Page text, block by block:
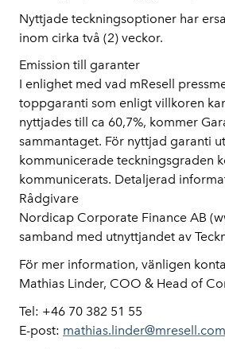
Nyttjade teckningsoptioner har
inom cirka två (2) veckor.
Emission till garanter
I enlighet med vad mResell
toppgaranti som enligt villkoren
nyttjades till ca 60,7%, kommer
sammantaget. För nyttjad garanti
kommunicerade teckningsgraden
kommunicerats. Detaljerad
Rådgivare
Nordicap Corporate Finance AB
samband med utnyttjandet av
För mer information, vänligen
Mathias Linder, COO & Head of
Tel: +46 70 382 51 55
E-post: mathias.linder@mresell.com